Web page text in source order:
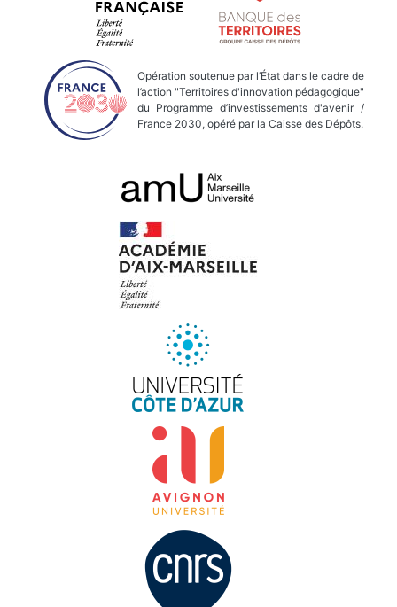
Opération soutenue par l’État dans le cadre de
l’action "Territoires d'innovation pédagogique"
du Programme d’investissements d'avenir /
France 2030, opéré par la Caisse des Dépôts.